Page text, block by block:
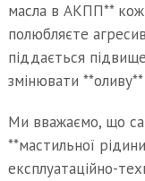
масла в АКПП**
полюбляєте
піддається
змінювати **оливу**
Ми вважаємо, що
**мастильної
експлуатаційно-